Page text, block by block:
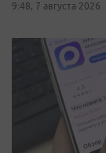
9:48, 7 августа 2026